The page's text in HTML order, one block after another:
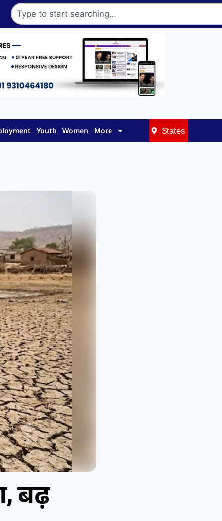
Youth Women More States
बढ़